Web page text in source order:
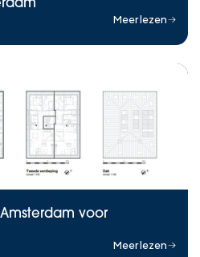
Meer lezen
voor
Meer lezen